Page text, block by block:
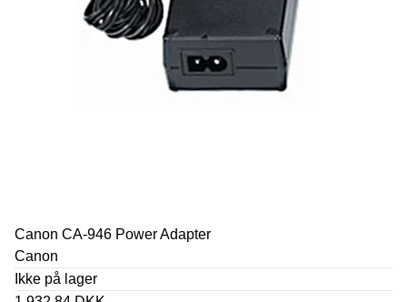
Canon CA-946 Power Adapter
Canon
Ikke på lager